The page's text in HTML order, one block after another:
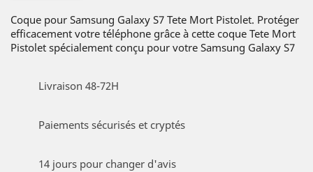
Coque pour Samsung Galaxy S7 Tete Mort Pistolet. Protéger
efficacement votre téléphone grâce à cette coque Tete Mort
Pistolet spécialement conçu pour votre Samsung Galaxy S7
Livraison 48-72H
Paiements sécurisés et cryptés
14 jours pour changer d'avis